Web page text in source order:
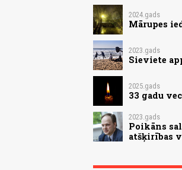
2024.gads
Mārupes
2023.gads
Sieviete
2025.gads
33 gadu
2023.gads
Poikāns
atšķirības